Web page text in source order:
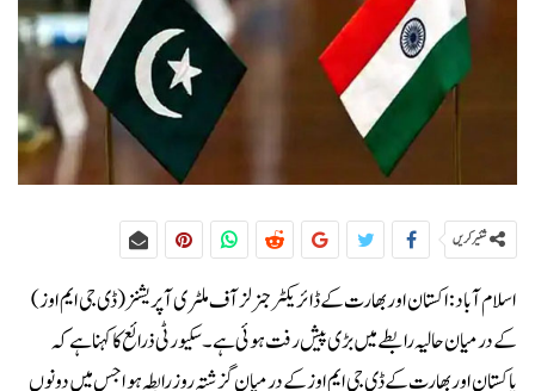
شئیر کریں
اسلام آباد: اکستان اور بھارت کے ڈائریکٹر جنرلز آف ملٹری آپریشنز (ڈی جی ایم اوز)
کے درمیان حالیہ رابطے میں بڑی پیش رفت ہوئی ہے۔سکیورٹی ذرائع کا کہنا ہے کہ
پاکستان اور بھارت کے ڈی جی ایم اوز کے درمیان گزشتہ روز رابطہ ہوا جس میں دونوں